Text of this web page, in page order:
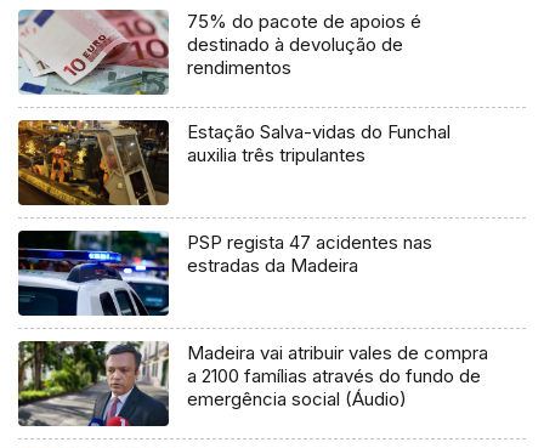
75% do pacote de apoios é
destinado à devolução de
rendimentos
Estação Salva-vidas do Funchal
auxilia três tripulantes
PSP regista 47 acidentes nas
estradas da Madeira
Madeira vai atribuir vales de compra
a 2100 famílias através do fundo de
emergência social (Áudio)